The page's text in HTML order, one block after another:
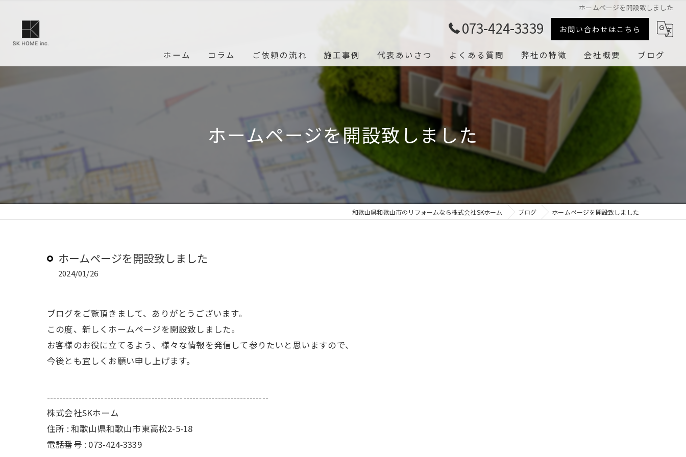
ホームページを開設致しました
073-424-3339 お問い合わせはこちら
ホーム コラム ご依頼の流れ 施工事例 代表あいさつ よくある質問 弊社の特徴
キッチン
岩出市のリフォーム
海南市のリフォーム
会社概要
漫画特集
ブログ
ホームページを開設致しました
和歌山県和歌山市のリフォームなら株式会社SKホーム ブログ ホームページを開設致しました
ホームページを開設致しました
2024/01/26
ブログをご覧頂きまして、ありがとうございます。
この度、新しくホームページを開設致しました。
お客様のお役に立てるよう、様々な情報を発信して参りたいと思いますので、
今後とも宜しくお願い申し上げます。
----------------------------------------------------------------------
株式会社SKホーム
住所 : 和歌山県和歌山市東高松2-5-18
電話番号 : 073-424-3339